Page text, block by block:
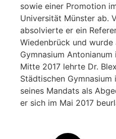
sowie einer Promotion
Universität Münster ab.
absolvierte er ein
Wiedenbrück und
Gymnasium
Mitte 2017 lehrte Dr.
Städtischen
seines Mandats als
er sich im Mai 2017